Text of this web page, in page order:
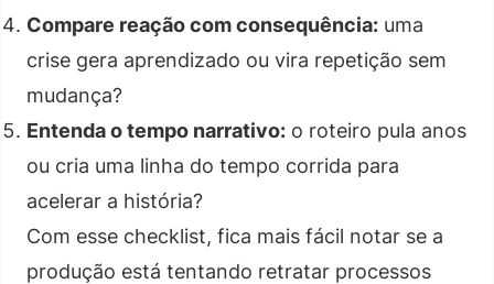
Compare reação com consequência: uma
crise gera aprendizado ou vira repetição sem
mudança?
Entenda o tempo narrativo: o roteiro pula anos
ou cria uma linha do tempo corrida para
acelerar a história?
Com esse checklist, fica mais fácil notar se a
produção está tentando retratar processos